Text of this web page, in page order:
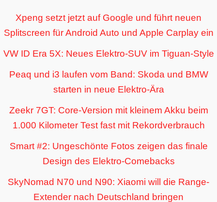
Xpeng setzt jetzt auf Google und führt neuen
Splitscreen für Android Auto und Apple Carplay ein
VW ID Era 5X: Neues Elektro-SUV im Tiguan-Style
Peaq und i3 laufen vom Band: Skoda und BMW
starten in neue Elektro-Ära
Zeekr 7GT: Core-Version mit kleinem Akku beim
1.000 Kilometer Test fast mit Rekordverbrauch
Smart #2: Ungeschönte Fotos zeigen das finale
Design des Elektro-Comebacks
SkyNomad N70 und N90: Xiaomi will die Range-
Extender nach Deutschland bringen